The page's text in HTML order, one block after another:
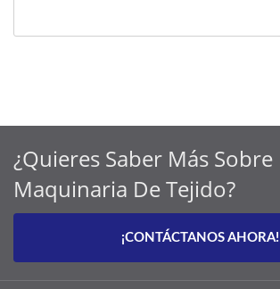
¿Quieres Saber Más Sobre
Maquinaria De Tejido?
¡CONTÁCTANOS AHORA!